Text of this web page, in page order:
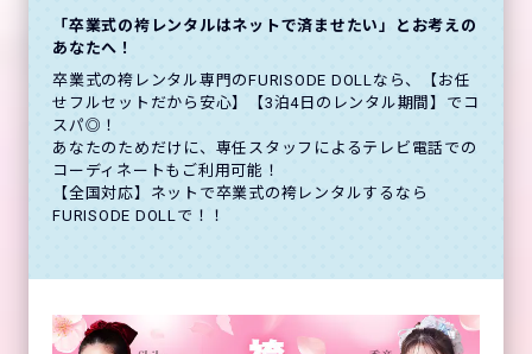
「卒業式の袴レンタルはネットで済ませたい」とお考えの
あなたへ！
卒業式の袴レンタル専門のFURISODE DOLLなら、【お任
せフルセットだから安心】【3泊4日のレンタル期間】でコ
スパ◎！
あなたのためだけに、専任スタッフによるテレビ電話での
コーディネートもご利用可能！
【全国対応】ネットで卒業式の袴レンタルするなら
FURISODE DOLLで！！